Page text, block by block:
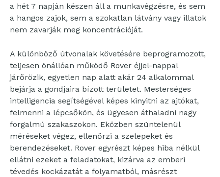
a hét 7 napján készen áll a munkavégzésre, és sem
a hangos zajok, sem a szokatlan látvány vagy illatok
nem zavarják meg koncentrációját.
A különböző útvonalak követésére beprogramozott,
teljesen önállóan működő Rover éjjel-nappal
járőrözik, egyetlen nap alatt akár 24 alkalommal
bejárja a gondjaira bízott területet. Mesterséges
intelligencia segítségével képes kinyitni az ajtókat,
felmenni a lépcsőkön, és ügyesen áthaladni nagy
forgalmú szakaszokon. Eközben szüntelenül
méréseket végez, ellenőrzi a szelepeket és
berendezéseket. Rover egyrészt képes hiba nélkül
ellátni ezeket a feladatokat, kizárva az emberi
tévedés kockázatát a folyamatból, másrészt